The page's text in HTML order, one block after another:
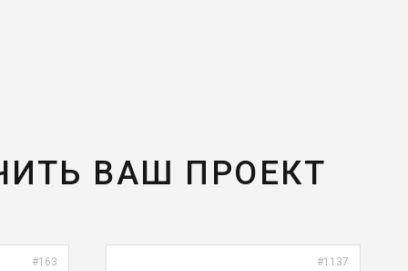
ВАШ ПРОЕКТ
#163 #1137